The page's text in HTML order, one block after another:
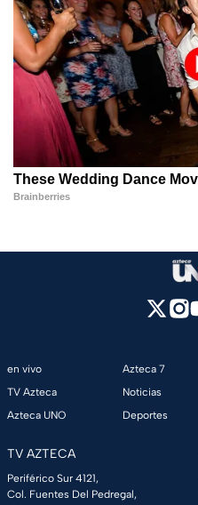
en vivo
TV Azteca
Azteca UNO
Azteca 7
Noticias
Deportes
TV AZTECA
Periférico Sur 4121,
Col. Fuentes Del Pedregal,